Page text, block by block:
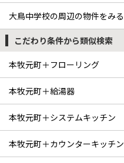
大鳥中学校の周辺の物件をみる
こだわり条件から類似検索
本牧元町＋フローリング
本牧元町＋給湯器
本牧元町＋システムキッチン
本牧元町＋カウンターキッチン